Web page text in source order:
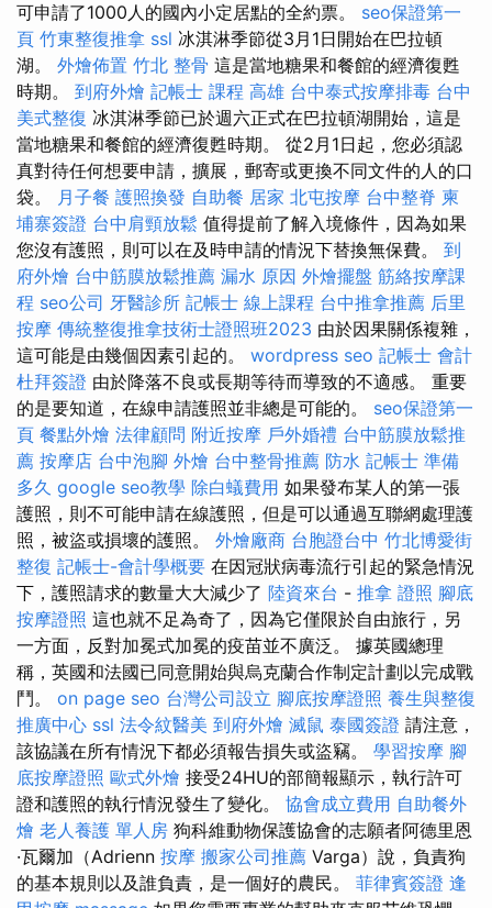
可申請了1000人的國內小定居點的全約票。 seo保證第一
頁 竹東整復推拿 ssl 冰淇淋季節從3月1日開始在巴拉頓
湖。 外燴佈置 竹北 整骨 這是當地糖果和餐館的經濟復甦
時期。 到府外燴 記帳士 課程 高雄 台中泰式按摩排毒 台中
美式整復 冰淇淋季節已於週六正式在巴拉頓湖開始，這是
當地糖果和餐館的經濟復甦時期。 從2月1日起，您必須認
真對待任何想要申請，擴展，郵寄或更換不同文件的人的口
袋。 月子餐 護照換發 自助餐 居家 北屯按摩 台中整脊 柬
埔寨簽證 台中肩頸放鬆 值得提前了解入境條件，因為如果
您沒有護照，則可以在及時申請的情況下替換無保費。 到
府外燴 台中筋膜放鬆推薦 漏水 原因 外燴擺盤 筋絡按摩課
程 seo公司 牙醫診所 記帳士 線上課程 台中推拿推薦 后里
按摩 傳統整復推拿技術士證照班2023 由於因果關係複雜，
這可能是由幾個因素引起的。 wordpress seo 記帳士 會計
杜拜簽證 由於降落不良或長期等待而導致的不適感。 重要
的是要知道，在線申請護照並非總是可能的。 seo保證第一
頁 餐點外燴 法律顧問 附近按摩 戶外婚禮 台中筋膜放鬆推
薦 按摩店 台中泡腳 外燴 台中整骨推薦 防水 記帳士 準備
多久 google seo教學 除白蟻費用 如果發布某人的第一張
護照，則不可能申請在線護照，但是可以通過互聯網處理護
照，被盜或損壞的護照。 外燴廠商 台胞證台中 竹北博愛街
整復 記帳士-會計學概要 在因冠狀病毒流行引起的緊急情況
下，護照請求的數量大大減少了 陸資來台 - 推拿 證照 腳底
按摩證照 這也就不足為奇了，因為它僅限於自由旅行，另
一方面，反對加冕式加冕的疫苗並不廣泛。 據英國總理
稱，英國和法國已同意開始與烏克蘭合作制定計劃以完成戰
鬥。 on page seo 台灣公司設立 腳底按摩證照 養生與整復
推廣中心 ssl 法令紋醫美 到府外燴 滅鼠 泰國簽證 請注意，
該協議在所有情況下都必須報告損失或盜竊。 學習按摩 腳
底按摩證照 歐式外燴 接受24HU的部簡報顯示，執行許可
證和護照的執行情況發生了變化。 協會成立費用 自助餐外
燴 老人養護 單人房 狗科維動物保護協會的志願者阿德里恩
·瓦爾加（Adrienn 按摩 搬家公司推薦 Varga）說，負責狗
的基本規則以及誰負責，是一個好的農民。 菲律賓簽證 逢